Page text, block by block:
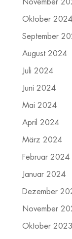
November
Oktober 2024
September
August 2024
Juli 2024
Juni 2024
Mai 2024
April 2024
März 2024
Februar 2024
Januar 2024
Dezember
November
Oktober 2023